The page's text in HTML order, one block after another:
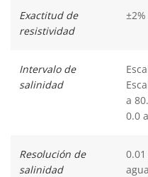
Exactitud de
resistividad
Intervalo de
salinidad
a
0.0
Resolución de
salinidad